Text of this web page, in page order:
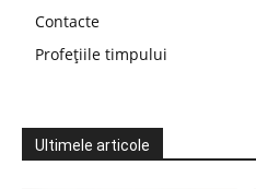
Contacte
Profețiile timpului
Ultimele articole